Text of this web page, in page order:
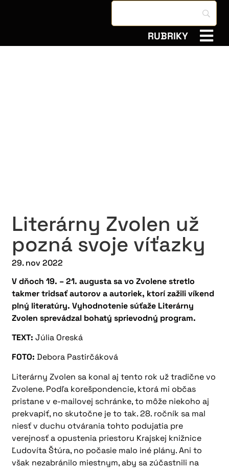
RUBRIKY
Literárny Zvolen už
pozná svoje víťazky
29. nov 2022
V dňoch 19. – 21. augusta sa vo Zvolene stretlo
takmer tridsať autorov a autoriek, ktorí zažili víkend
plný literatúry. Vyhodnotenie súťaže Literárny
Zvolen sprevádzal bohatý sprievodný program.
TEXT:Júlia Oreská
FOTO:Debora Pastirčáková
Literárny Zvolen sa konal aj tento rok už tradične vo
Zvolene. Podľa korešpondencie, ktorá mi občas
pristane v e-mailovej schránke, to môže niekoho aj
prekvapiť, no skutočne je to tak. 28. ročník sa mal
niesť v duchu otvárania tohto podujatia pre
verejnosť a opustenia priestoru Krajskej knižnice
Ľudovíta Štúra, no počasie malo iné plány. Ani to
však nezabránilo miestnym, aby sa zúčastnili na